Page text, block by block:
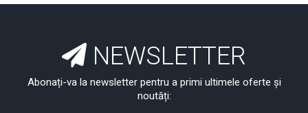
NEWSLETTER
Abonați-va la newsletter pentru a primi ultimele oferte și
noutăți: